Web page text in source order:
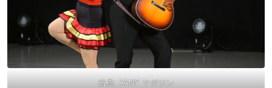
出典: FANY マガジン